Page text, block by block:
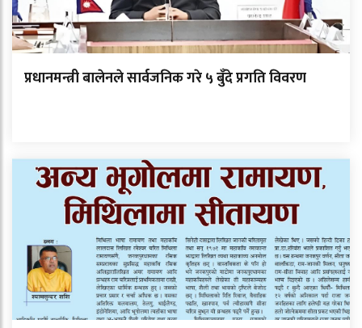
प्रधानमन्त्री बालेनले सार्वजनिक गरे ५ बुँदे प्रगति विवरण